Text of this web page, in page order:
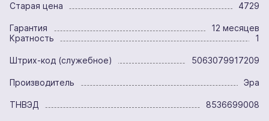
Старая цена 4729
Гарантия
12 месяцев
Кратность
1
Штрих-код (служебное) 5063079917209
Производитель Эра
ТНВЭД 8536699008